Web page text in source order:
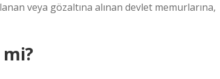
veya gözaltına alınan devlet memurlarına,